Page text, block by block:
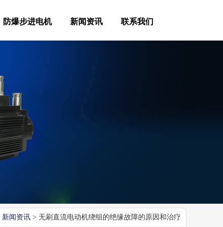
防爆步进电机 新闻资讯 联系我们
新闻资讯 > 无刷直流电动机绕组的绝缘故障的原因和治疗